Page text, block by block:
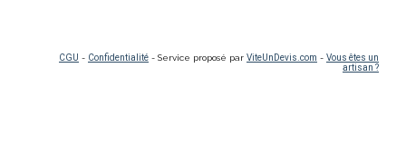
CGU - Confidentialité - Service proposé par ViteUnDevis.com - Vous êtes un
artisan ?